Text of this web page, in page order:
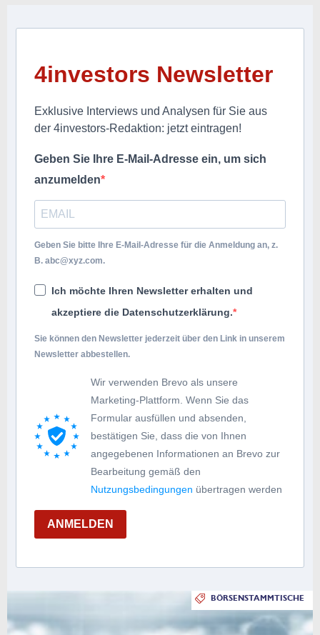
4investors Newsletter
Exklusive Interviews und Analysen für Sie aus
der 4investors-Redaktion: jetzt eintragen!
Geben Sie Ihre E-Mail-Adresse ein, um sich
anzumelden
Geben Sie bitte Ihre E-Mail-Adresse für die Anmeldung an, z.
B. abc@xyz.com.
Ich möchte Ihren Newsletter erhalten und
akzeptiere die Datenschutzerklärung.
Sie können den Newsletter jederzeit über den Link in unserem
Newsletter abbestellen.
Wir verwenden Brevo als unsere
Marketing-Plattform. Wenn Sie das
Formular ausfüllen und absenden,
bestätigen Sie, dass die von Ihnen
angegebenen Informationen an Brevo zur
Bearbeitung gemäß den
Nutzungsbedingungen übertragen werden
ANMELDEN
BÖRSENSTAMMTISCHE